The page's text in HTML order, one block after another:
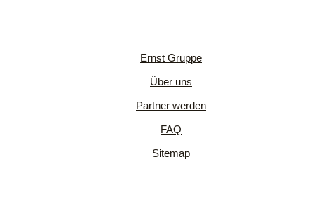
Ernst Gruppe
Über uns
Partner werden
FAQ
Sitemap